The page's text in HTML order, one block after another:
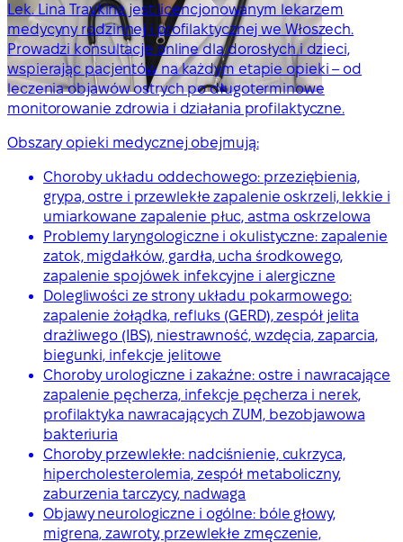
Lek. Lina Travkina jest licencjonowanym lekarzem
medycyny rodzinnej i profilaktycznej we Włoszech.
Prowadzi konsultacje online dla dorosłych i dzieci,
wspierając pacjentów na każdym etapie opieki – od
leczenia objawów ostrych po długoterminowe
monitorowanie zdrowia i działania profilaktyczne.
Obszary opieki medycznej obejmują:
Choroby układu oddechowego: przeziębienia,
grypa, ostre i przewlekłe zapalenie oskrzeli, lekkie i
umiarkowane zapalenie płuc, astma oskrzelowa
Problemy laryngologiczne i okulistyczne: zapalenie
zatok, migdałków, gardła, ucha środkowego,
zapalenie spojówek infekcyjne i alergiczne
Dolegliwości ze strony układu pokarmowego:
zapalenie żołądka, refluks (GERD), zespół jelita
drażliwego (IBS), niestrawność, wzdęcia, zaparcia,
biegunki, infekcje jelitowe
Choroby urologiczne i zakaźne: ostre i nawracające
zapalenie pęcherza, infekcje pęcherza i nerek,
profilaktyka nawracających ZUM, bezobjawowa
bakteriuria
Choroby przewlekłe: nadciśnienie, cukrzyca,
hipercholesterolemia, zespół metaboliczny,
zaburzenia tarczycy, nadwaga
Objawy neurologiczne i ogólne: bóle głowy,
migrena, zawroty, przewlekłe zmęczenie,